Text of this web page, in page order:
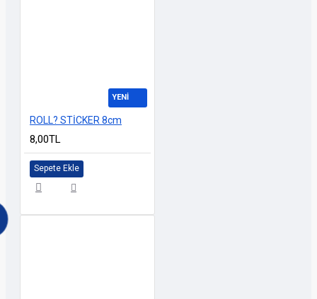
YENİ
ROLL? STİCKER 8cm
8,00TL
Sepete Ekle